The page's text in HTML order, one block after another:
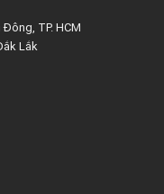
TP. HCM
Lắk